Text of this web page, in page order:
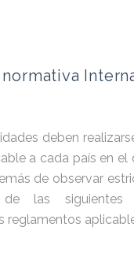
deben
a cada país en el
de observar
de las siguientes
reglamentos